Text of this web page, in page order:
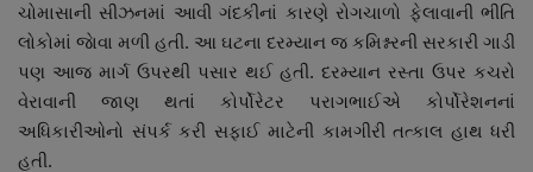
સ્પોર્ટ્સ
રાશિફળ
ગુનાખોરી
ચોમાસાની સીઝનમાં આવી ગંદકીનાં કારણે રોગચાળો ફેલાવાની ભીતિ
લોકોમાં જાેવા મળી હતી. આ ઘટના દરમ્યાન જ કમિશ્નરની સરકારી ગાડી
પણ આજ માર્ગ ઉપરથી પસાર થઈ હતી. દરમ્યાન રસ્તા ઉપર કચરો
વેરાવાની જાણ થતાં કોર્પોરેટર પરાગભાઈએ કોર્પોરેશનનાં
અધિકારીઓનો સંપર્ક કરી સફાઈ માટેની કામગીરી તત્કાલ હાથ ધરી
હતી.